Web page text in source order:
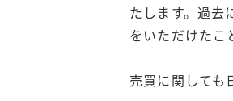
たします。過去
をいただけたこ
売買に関しても